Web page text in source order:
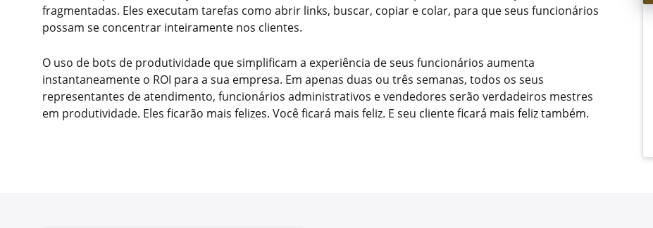
fragmentadas. Eles executam tarefas como abrir links, buscar, copiar e colar, para que seus funcionários
possam se concentrar inteiramente nos clientes.
O uso de bots de produtividade que simplificam a experiência de seus funcionários aumenta
instantaneamente o ROI para a sua empresa. Em apenas duas ou três semanas, todos os seus
representantes de atendimento, funcionários administrativos e vendedores serão verdadeiros mestres
em produtividade. Eles ficarão mais felizes. Você ficará mais feliz. E seu cliente ficará mais feliz também.